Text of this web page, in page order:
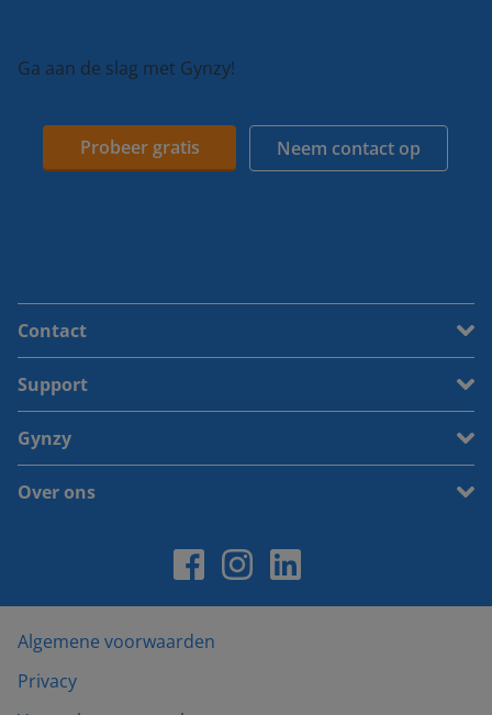
Ga aan de slag met Gynzy!
Probeer gratis Neem contact op
Contact
Support
Gynzy
Over ons
Algemene voorwaarden
Privacy